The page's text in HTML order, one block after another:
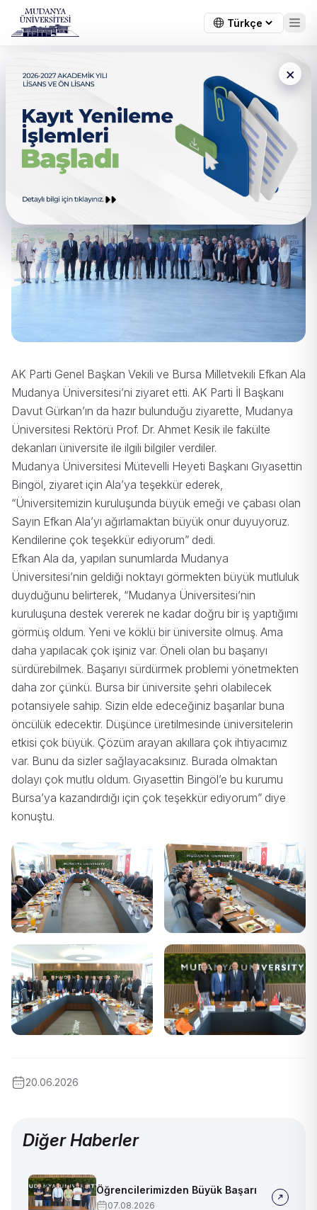
×
Efkan Ala’dan Mudanya
Üniversitesi’ne Ziyaret.
AK Parti Genel Başkan Vekili ve Bursa Milletvekili Efkan Ala
Mudanya Üniversitesi’ni ziyaret etti. AK Parti İl Başkanı
Davut Gürkan’ın da hazır bulunduğu ziyarette, Mudanya
Üniversitesi Rektörü Prof. Dr. Ahmet Kesik ile fakülte
dekanları üniversite ile ilgili bilgiler verdiler.
Mudanya Üniversitesi Mütevelli Heyeti Başkanı Gıyasettin
Bingöl, ziyaret için Ala’ya teşekkür ederek,
“Üniversitemizin kuruluşunda büyük emeği ve çabası olan
Sayın Efkan Ala’yı ağırlamaktan büyük onur duyuyoruz.
Kendilerine çok teşekkür ediyorum” dedi.
Efkan Ala da, yapılan sunumlarda Mudanya
Üniversitesi’nin geldiği noktayı görmekten büyük mutluluk
duyduğunu belirterek, “Mudanya Üniversitesi’nin
kuruluşuna destek vererek ne kadar doğru bir iş yaptığımı
görmüş oldum. Yeni ve köklü bir üniversite olmuş. Ama
daha yapılacak çok işiniz var. Öneli olan bu başarıyı
sürdürebilmek. Başarıyı sürdürmek problemi yönetmekten
daha zor çünkü. Bursa bir üniversite şehri olabilecek
potansiyele sahip. Sizin elde edeceğiniz başarılar buna
öncülük edecektir. Düşünce üretilmesinde üniversitelerin
etkisi çok büyük. Çözüm arayan akıllara çok ihtiyacımız
var. Bunu da sizler sağlayacaksınız. Burada olmaktan
dolayı çok mutlu oldum. Gıyasettin Bingöl’e bu kurumu
Bursa’ya kazandırdığı için çok teşekkür ediyorum” diye
konuştu.
20.06.2026
Diğer Haberler
Öğrencilerimizden Büyük Başarı
07.08.2026